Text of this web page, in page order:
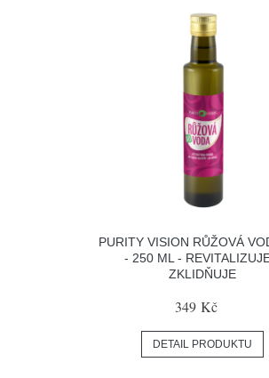
PURITY VISION RŮŽOVÁ
- 250 ML -
ZKLIDŇUJE
349 Kč
DETAIL PRODUKTU